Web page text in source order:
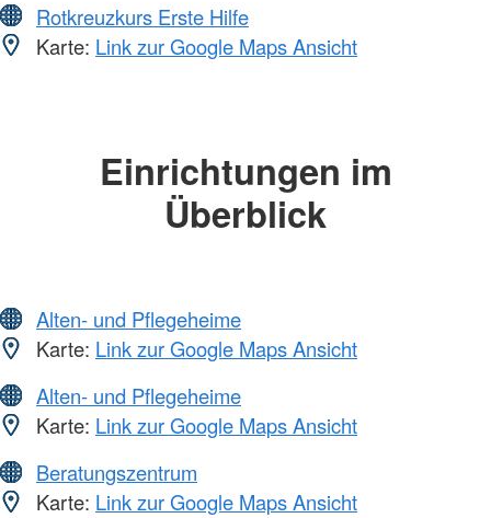
Rotkreuzkurs Erste Hilfe
Karte: Link zur Google Maps Ansicht
Einrichtungen im
Überblick
Alten- und Pflegeheime
Karte: Link zur Google Maps Ansicht
Alten- und Pflegeheime
Karte: Link zur Google Maps Ansicht
Beratungszentrum
Karte: Link zur Google Maps Ansicht